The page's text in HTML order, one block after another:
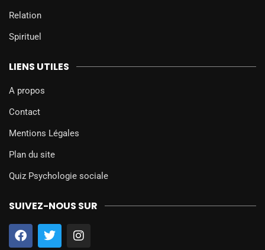
Relation
Spirituel
LIENS UTILES
A propos
Contact
Mentions Légales
Plan du site
Quiz Psychologie sociale
SUIVEZ-NOUS SUR